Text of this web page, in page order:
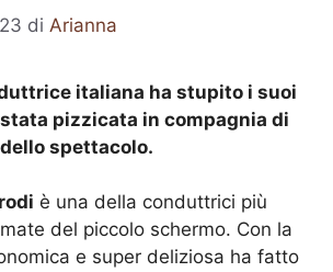
di Arianna
italiana ha stupito i suoi
pizzicata in compagnia di
spettacolo.
è una della conduttrici più
del piccolo schermo. Con la
e super deliziosa ha fatto